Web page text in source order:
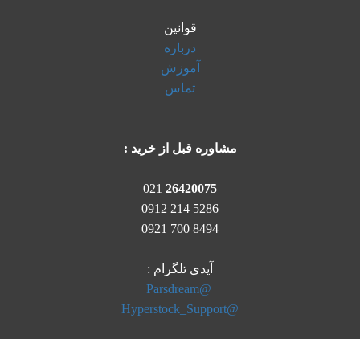
قوانین
درباره
آموزش
تماس
مشاوره قبل از خرید :
021 26420075
5286 214 0912
8494 700 0921
آیدی تلگرام :
@Parsdream
@Hyperstock_Support